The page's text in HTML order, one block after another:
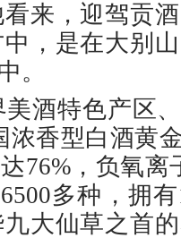
来，迎驾贡
，是在大别
。
酒特色产区
浓香型白酒黄
76%，负氧离
多种，拥
大仙草之首